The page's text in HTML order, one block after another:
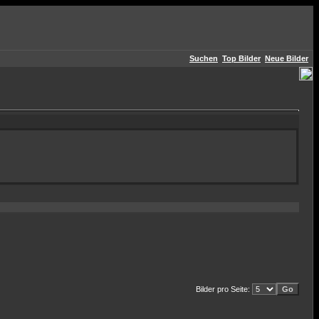
Suchen Top Bilder Neue Bilder
Bilder pro Seite: